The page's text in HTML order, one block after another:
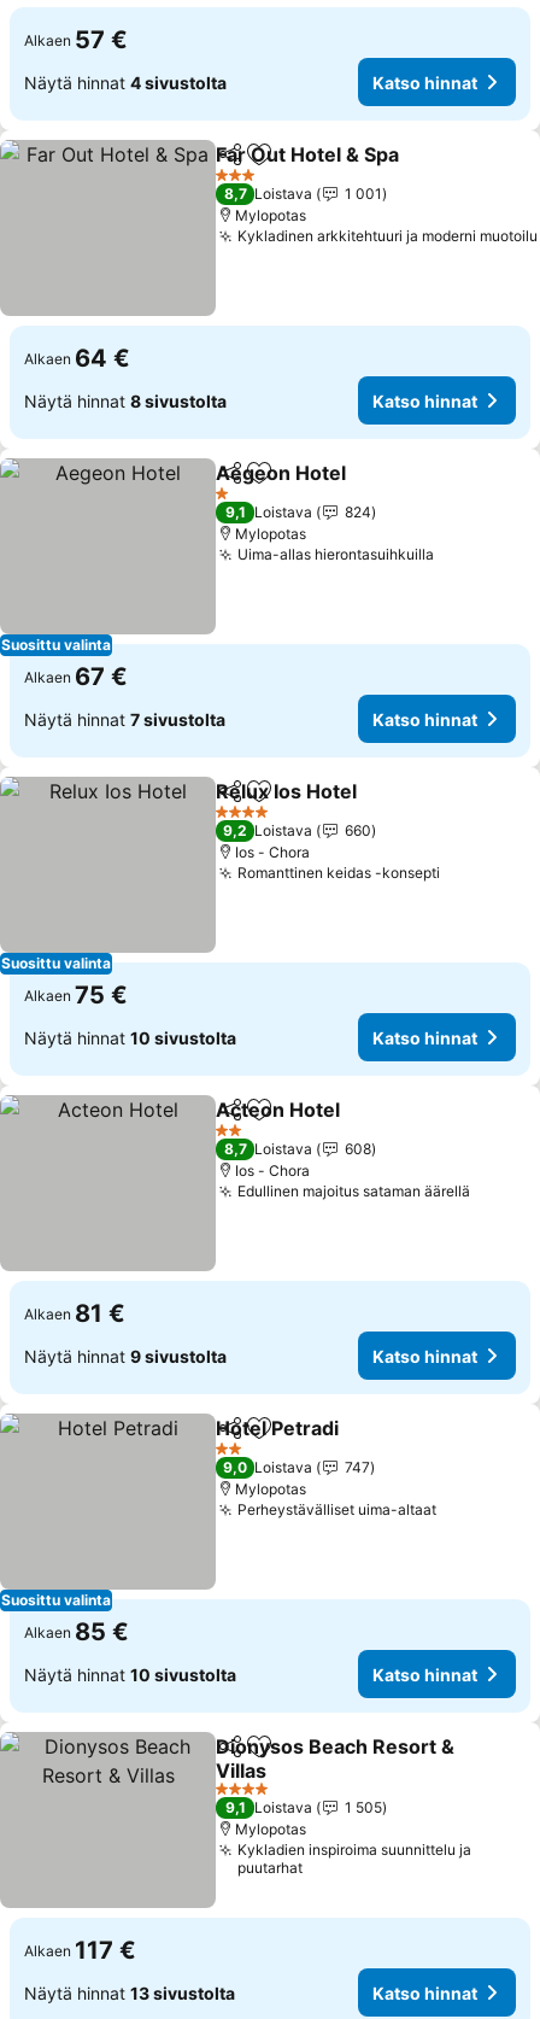
Alkaen 57 €
Näytä hinnat 4 sivustolta Katso hinnat
Jaa Lisää suosikkeihin
Far Out Hotel & Spa
3 Tähtiluokitus
8,7 Loistava
1 001
Mylopotas
Kykladinen arkkitehtuuri ja moderni muotoilu
Alkaen 64 €
Näytä hinnat 8 sivustolta Katso hinnat
Suosittu valinta
Jaa Lisää suosikkeihin
Aegeon Hotel
1 Tähtiluokitus
9,1 Loistava
824
Mylopotas
Uima-allas hierontasuihkuilla
Alkaen 67 €
Näytä hinnat 7 sivustolta Katso hinnat
Suosittu valinta
Jaa Lisää suosikkeihin
Relux Ios Hotel
4 Tähtiluokitus
9,2 Loistava
660
Ios - Chora
Romanttinen keidas -konsepti
Alkaen 75 €
Näytä hinnat 10 sivustolta Katso hinnat
Jaa Lisää suosikkeihin
Acteon Hotel
2 Tähtiluokitus
8,7 Loistava
608
Ios - Chora
Edullinen majoitus sataman äärellä
Alkaen 81 €
Näytä hinnat 9 sivustolta Katso hinnat
Suosittu valinta
Jaa Lisää suosikkeihin
Hotel Petradi
2 Tähtiluokitus
9,0 Loistava
747
Mylopotas
Perheystävälliset uima-altaatKatso
Alkaen 85 €
Näytä hinnat 10 sivustolta Katso hinnat
Jaa Lisää suosikkeihin
Dionysos Beach Resort &
Villas
Katso hinnat
4 Tähtiluokitus
9,1 Loistava
1 505
Mylopotas
Kykladien inspiroima suunnittelu ja
puutarhat
Alkaen 117 €
Näytä hinnat 13 sivustolta Katso hinnat